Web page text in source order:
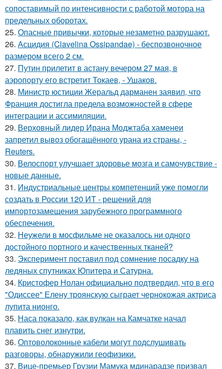
сопоставимый по интенсивности с работой мотора на
предельных оборотах.
25. Опасные привычки, которые незаметно разрушают.
26. Асцидия (Clavelina Ossipandae) - беспозвоночное
размером всего 2 см.
27. Путин прилетит в астану вечером 27 мая, в
аэропорту его встретит Токаев, - Ушаков.
28. Министр юстиции Жеральд дарманен заявил, что
Франция достигла предела возможностей в сфере
интеграции и ассимиляции.
29. Верховный лидер Ирана Моджтаба хаменеи
запретил вывоз обогащённого урана из страны, -
Reuters.
30. Велоспорт улучшает здоровье мозга и самочувствие -
новые данные.
31. Индустриальные центры компетенций уже помогли
создать в России 120 ИТ - решений для
импортозамещения зарубежного программного
обеспечения.
32. Неужели в мосфильме не оказалось ни одного
достойного портного и качественных тканей?
33. Эксперимент поставил под сомнение посадку на
ледяных спутниках Юпитера и Сатурна.
34. Кристофер Нолан официально подтвердил, что в его
"Одиссее" Елену троянскую сыграет чернокожая актриса
лупита нионго.
35. Наса показало, как вулкан на Камчатке начал
плавить снег изнутри.
36. Оптоволоконные кабели могут подслушивать
разговоры, обнаружили геофизики.
37. Вице-премьер Грузии Мамука мдинарадзе призвал